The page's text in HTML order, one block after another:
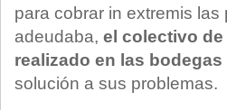
para cobrar in extremis
adeudaba, el colectivo
realizado en las
solución a sus problemas.